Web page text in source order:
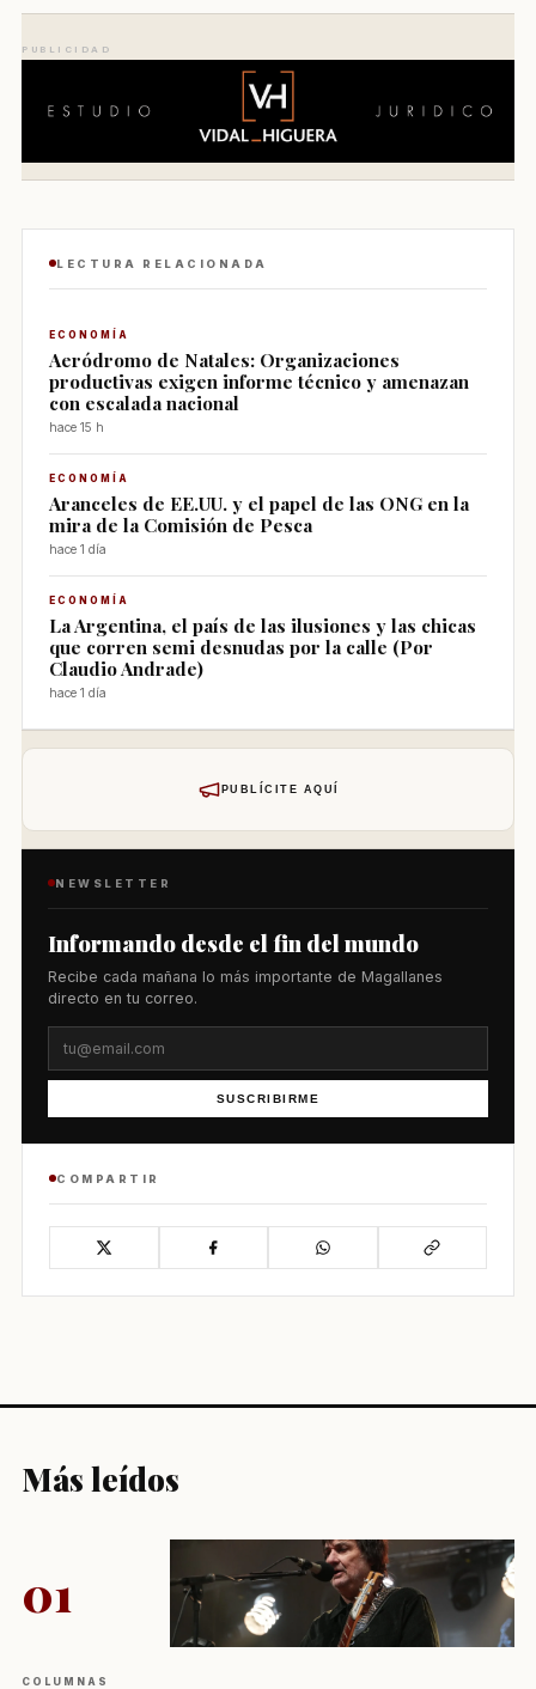
PUBLICIDAD
LECTURA RELACIONADA
ECONOMÍA
Aeródromo de Natales: Organizaciones
productivas exigen informe técnico y amenazan
con escalada nacional
hace 15 h
ECONOMÍA
Aranceles de EE.UU. y el papel de las ONG en la
mira de la Comisión de Pesca
hace 1 día
ECONOMÍA
La Argentina, el país de las ilusiones y las chicas
que corren semi desnudas por la calle (Por
Claudio Andrade)
hace 1 día
PUBLÍCITE AQUÍ
NEWSLETTER
Informando desde el fin del mundo
Recibe cada mañana lo más importante de Magallanes
directo en tu correo.
SUSCRIBIRME
COMPARTIR
Más leídos
01
COLUMNAS